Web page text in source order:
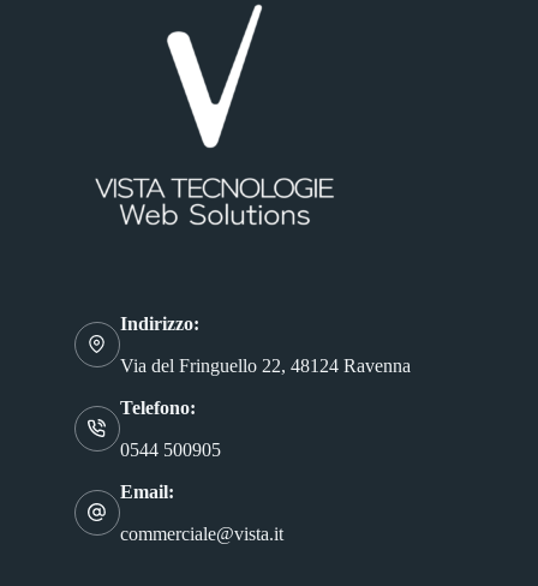
Indirizzo:
Via del Fringuello 22, 48124 Ravenna
Telefono:
0544 500905
Email:
commerciale@vista.it